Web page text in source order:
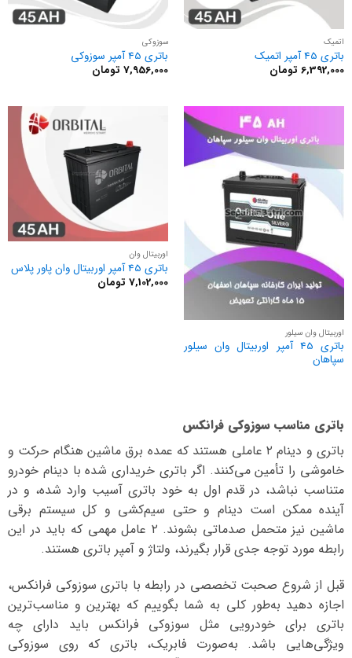
اتمیک
باتری 45 آمپر اتمیک
6,392,000 تومان
سوزوکی
باتری 45 آمپر سوزوکی
7,956,000 تومان
اوربیتال وان سیلور
باتری 45 آمپر اوربیتال وان سیلور
سپاهان
اوربیتال وان
باتری 45 آمپر اوربیتال وان پاور پلاس
7,102,000 تومان
باتری مناسب سوزوکی فرانکس
باتری و دینام ۲ عاملی هستند که عمده برق ماشین هنگام حرکت و
خاموشی را تأمین می‌کنند. اگر باتری خریداری شده با دینام خودرو
متناسب نباشد، در قدم اول به خود باتری آسیب وارد شده، و در
آینده ممکن است دینام و حتی سیم‌کشی و کل سیستم برقی
ماشین نیز متحمل صدماتی بشوند. ۲ عامل مهمی که باید در این
رابطه مورد توجه جدی قرار بگیرند، ولتاژ و آمپر باتری هستند.
قبل از شروع صحبت تخصصی در رابطه با باتری سوزوکی فرانکس،
اجازه دهید به‌طور کلی به شما بگوییم که بهترین و مناسب‌ترین
باتری برای خودرویی مثل سوزوکی فرانکس باید دارای چه
ویژگی‌هایی باشد. به‌صورت فابریک، باتری که روی سوزوکی